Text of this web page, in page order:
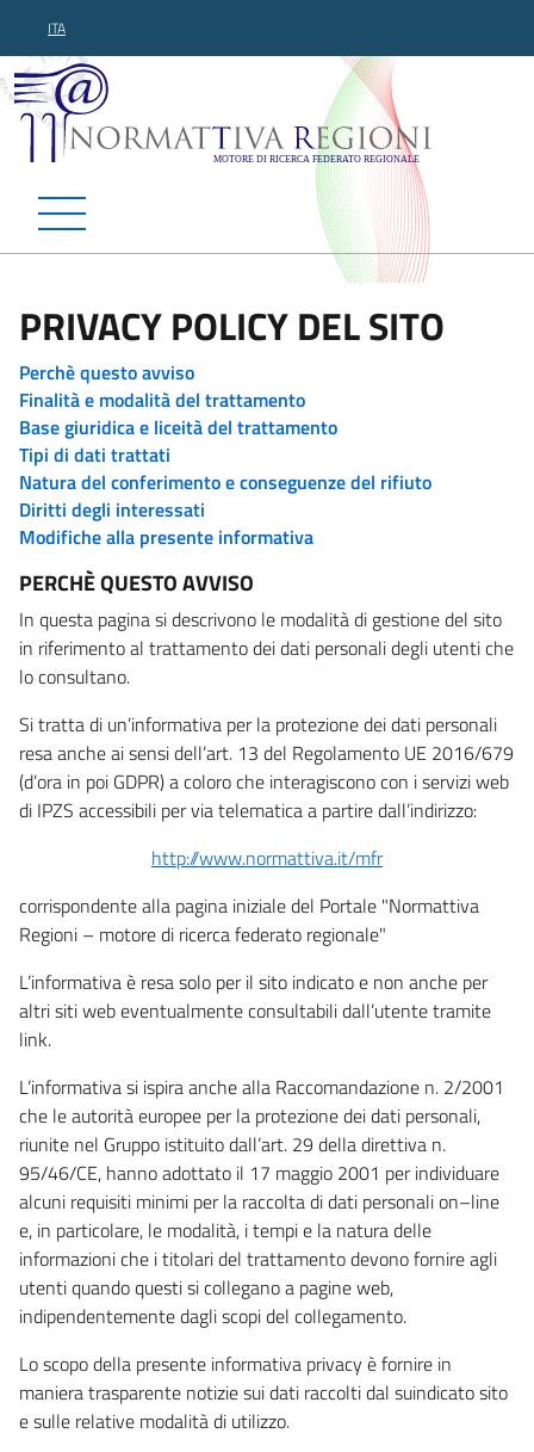
ITA
Normattiva Regioni -
PRIVACY POLICY DEL SITO
Perchè questo avviso
Finalità e modalità del trattamento
Base giuridica e liceità del trattamento
Tipi di dati trattati
Natura del conferimento e conseguenze del rifiuto
Diritti degli interessati
Modifiche alla presente informativa
PERCHÈ QUESTO AVVISO
In questa pagina si descrivono le modalità di gestione del sito
in riferimento al trattamento dei dati personali degli utenti che
lo consultano.
Si tratta di un’informativa per la protezione dei dati personali
resa anche ai sensi dell’art. 13 del Regolamento UE 2016/679
(d’ora in poi GDPR) a coloro che interagiscono con i servizi web
di IPZS accessibili per via telematica a partire dall’indirizzo:
http://www.normattiva.it/mfr
corrispondente alla pagina iniziale del Portale "Normattiva
Regioni – motore di ricerca federato regionale"
L’informativa è resa solo per il sito indicato e non anche per
altri siti web eventualmente consultabili dall’utente tramite
link.
L’informativa si ispira anche alla Raccomandazione n. 2/2001
che le autorità europee per la protezione dei dati personali,
riunite nel Gruppo istituito dall’art. 29 della direttiva n.
95/46/CE, hanno adottato il 17 maggio 2001 per individuare
alcuni requisiti minimi per la raccolta di dati personali on–line
e, in particolare, le modalità, i tempi e la natura delle
informazioni che i titolari del trattamento devono fornire agli
utenti quando questi si collegano a pagine web,
indipendentemente dagli scopi del collegamento.
Lo scopo della presente informativa privacy è fornire in
maniera trasparente notizie sui dati raccolti dal suindicato sito
e sulle relative modalità di utilizzo.